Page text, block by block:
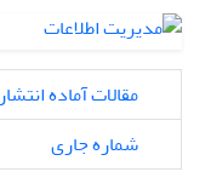
مقالات آماده انتشار
شماره جاری